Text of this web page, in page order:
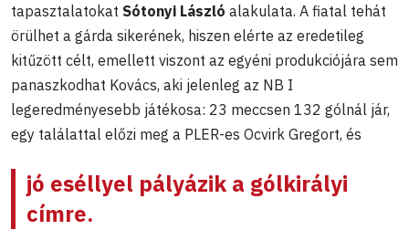
tapasztalatokat Sótonyi László alakulata. A fiatal tehát
örülhet a gárda sikerének, hiszen elérte az eredetileg
kitűzött célt, emellett viszont az egyéni produkciójára sem
panaszkodhat Kovács, aki jelenleg az NB I
legeredményesebb játékosa: 23 meccsen 132 gólnál jár,
egy találattal előzi meg a PLER-es Ocvirk Gregort, és
jó eséllyel pályázik a gólkirályi
címre.